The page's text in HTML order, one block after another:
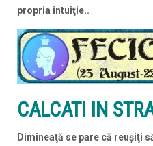
propria intuiţie..
CALCATI IN
Dimineaţă se pare că reuşiţi